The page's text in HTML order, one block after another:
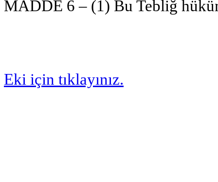
MADDE 6 – (1) Bu Tebliğ
Eki için tıklayınız.